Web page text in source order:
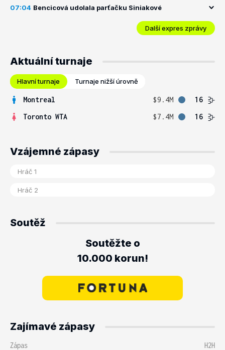
07:04 Bencicová udolala parťačku Siniakové
Další expres zprávy
Aktuální turnaje
Hlavní turnaje Turnaje nižší úrovně
Montreal $9.4M
16
Toronto WTA
$7.4M 16
Vzájemné zápasy
Soutěž
Soutěžte o
10.000 korun!
Zajímavé zápasy
Zápas
H2H